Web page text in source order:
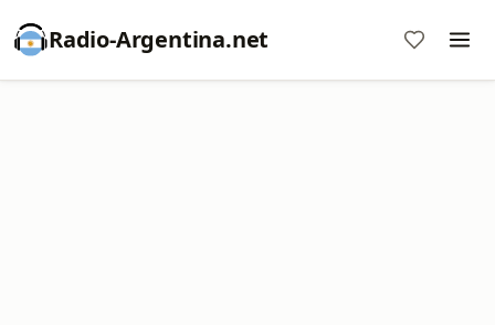
Radio-Argentina.net